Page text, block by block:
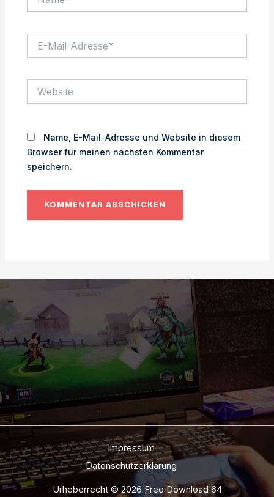
Mail-
Name, E-Mail-Adresse und Website in diesem
Browser für meinen nächsten Kommentar
speichern.
Impressum
Datenschutzerklärung
Urheberrecht © 2026 Free Download 64